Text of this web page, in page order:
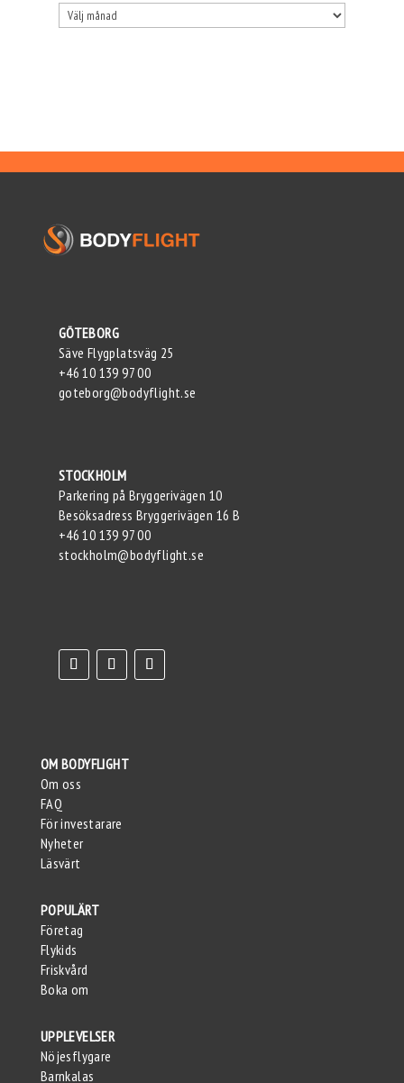
Arkiv
GÖTEBORG
Säve Flygplatsväg 25
+46 10 139 97 00
goteborg@bodyflight.se
STOCKHOLM
Parkering på Bryggerivägen 10
Besöksadress Bryggerivägen 16 B
+46 10 139 97 00
stockholm@bodyflight.se
OM BODYFLIGHT
Om oss
FAQ
För investarare
Nyheter
Läsvärt
POPULÄRT
Företag
Flykids
Friskvård
Boka om
UPPLEVELSER
Nöjesflygare
Barnkalas